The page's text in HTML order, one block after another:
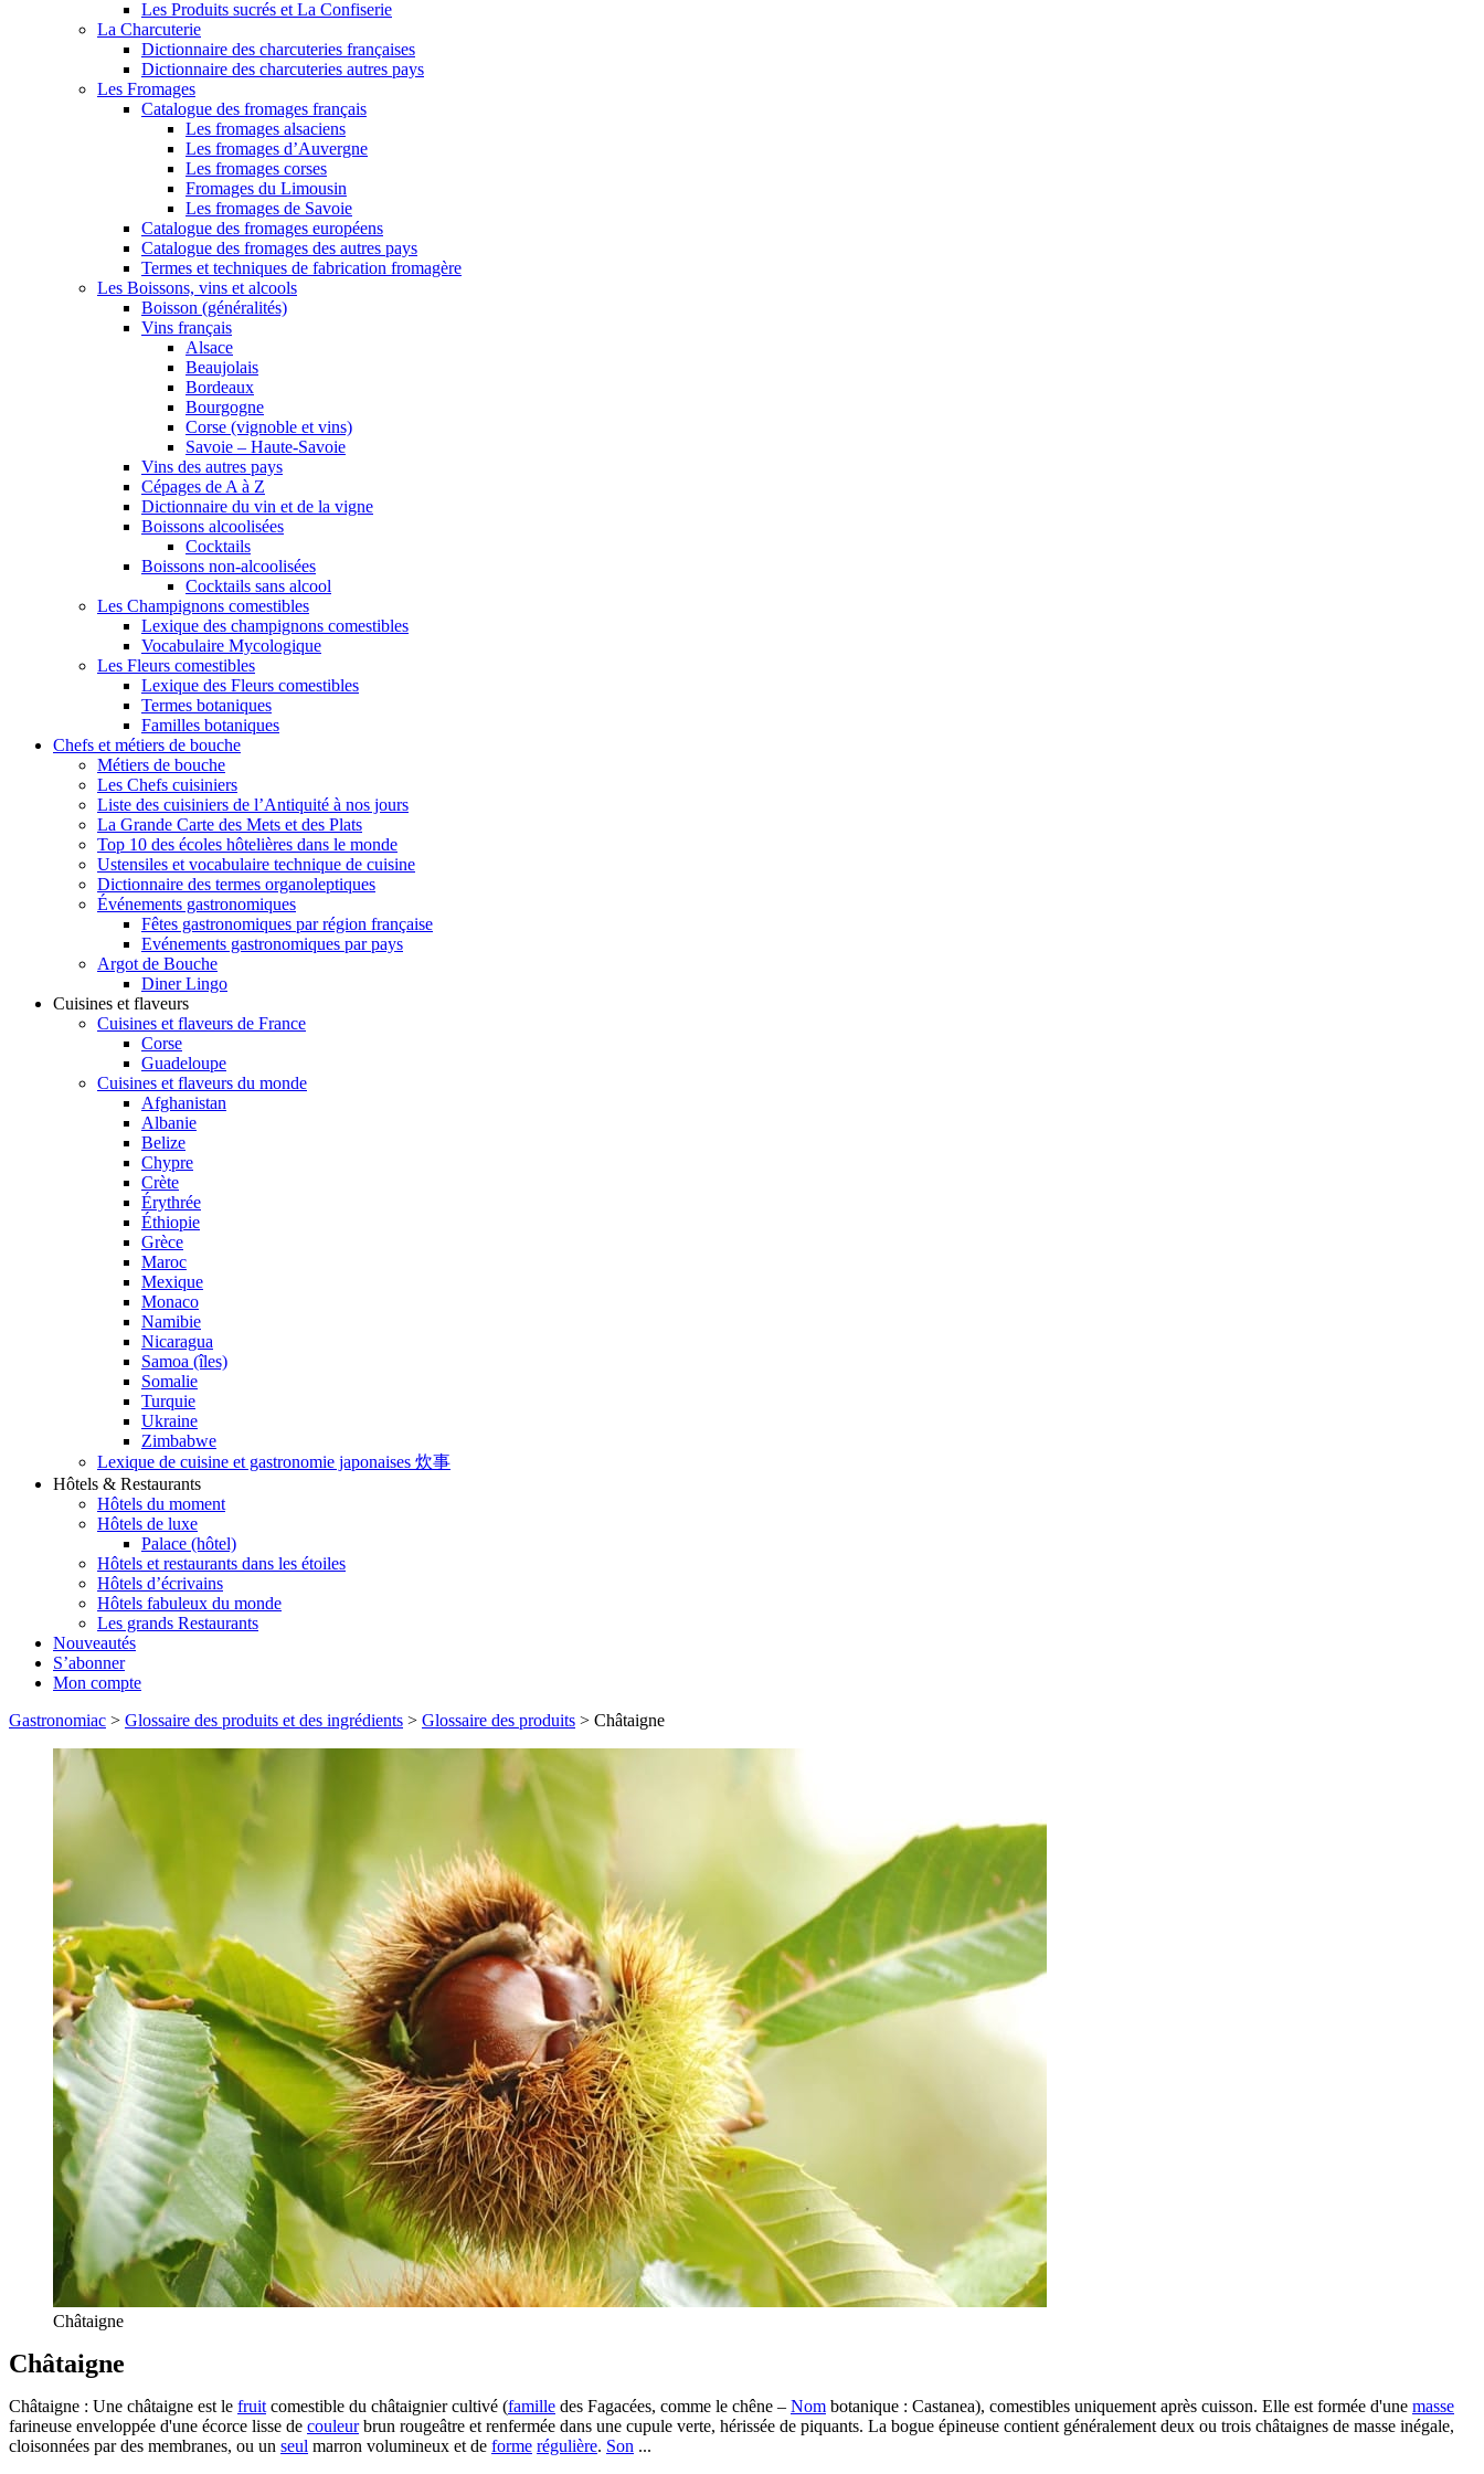
Les Produits sucrés et La Confiserie
La Charcuterie
Dictionnaire des charcuteries françaises
Dictionnaire des charcuteries autres pays
Les Fromages
Catalogue des fromages français
Les fromages alsaciens
Les fromages d’Auvergne
Les fromages corses
Fromages du Limousin
Les fromages de Savoie
Catalogue des fromages européens
Catalogue des fromages des autres pays
Termes et techniques de fabrication fromagère
Les Boissons, vins et alcools
Boisson (généralités)
Vins français
Alsace
Beaujolais
Bordeaux
Bourgogne
Corse (vignoble et vins)
Savoie – Haute-Savoie
Vins des autres pays
Cépages de A à Z
Dictionnaire du vin et de la vigne
Boissons alcoolisées
Cocktails
Boissons non-alcoolisées
Cocktails sans alcool
Les Champignons comestibles
Lexique des champignons comestibles
Vocabulaire Mycologique
Les Fleurs comestibles
Lexique des Fleurs comestibles
Termes botaniques
Familles botaniques
Chefs et métiers de bouche
Métiers de bouche
Les Chefs cuisiniers
Liste des cuisiniers de l’Antiquité à nos jours
La Grande Carte des Mets et des Plats
Top 10 des écoles hôtelières dans le monde
Ustensiles et vocabulaire technique de cuisine
Dictionnaire des termes organoleptiques
Événements gastronomiques
Fêtes gastronomiques par région française
Evénements gastronomiques par pays
Argot de Bouche
Diner Lingo
Cuisines et flaveurs
Cuisines et flaveurs de France
Corse
Guadeloupe
Cuisines et flaveurs du monde
Afghanistan
Albanie
Belize
Chypre
Crète
Érythrée
Éthiopie
Grèce
Maroc
Mexique
Monaco
Namibie
Nicaragua
Samoa (îles)
Somalie
Turquie
Ukraine
Zimbabwe
Lexique de cuisine et gastronomie japonaises 炊事
Hôtels & Restaurants
Hôtels du moment
Hôtels de luxe
Palace (hôtel)
Hôtels et restaurants dans les étoiles
Hôtels d’écrivains
Hôtels fabuleux du monde
Les grands Restaurants
Nouveautés
S’abonner
Mon compte
Gastronomiac > Glossaire des produits et des ingrédients > Glossaire des produits > Châtaigne
Châtaigne
Châtaigne
Châtaigne : Une châtaigne est le fruit comestible du châtaignier cultivé (famille des Fagacées, comme le chêne – Nom botanique : Castanea), comestibles uniquement après cuisson. Elle est formée d'une masse
farineuse enveloppée d'une écorce lisse de couleurbrun rougeâtre et renfermée dans une cupule verte, hérissée de piquants. La bogue épineuse contient généralement deux ou trois châtaignes de masse inégale,
cloisonnées par des membranes, ou un seul marron volumineux et de forme régulière. Son ...